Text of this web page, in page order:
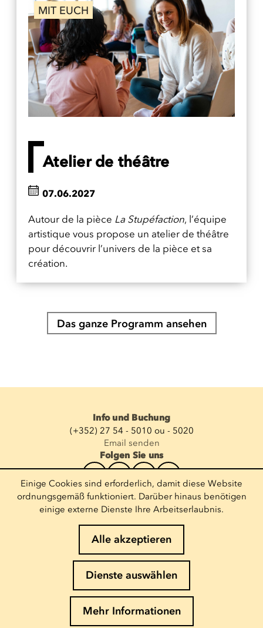
MIT EUCH
Atelier de théâtre
Autour de la pièce La Stupéfaction, l’équipe
artistique vous propose un atelier de théâtre
pour découvrir l’univers de la pièce et sa
création.
07.06.2027
Das ganze Programm ansehen
Info und Buchung
(+352) 27 54 - 5010 ou - 5020
Email senden
Folgen Sie uns
Newsletter abonnieren
E-Mail eingeben
Cookies-Richtlinie
Datenschutz
Einige Cookies sind erforderlich, damit diese Website
ordnungsgemäß funktioniert. Darüber hinaus benötigen
einige externe Dienste Ihre Arbeitserlaubnis.
Alle akzeptieren
Dienste auswählen
Mehr Informationen